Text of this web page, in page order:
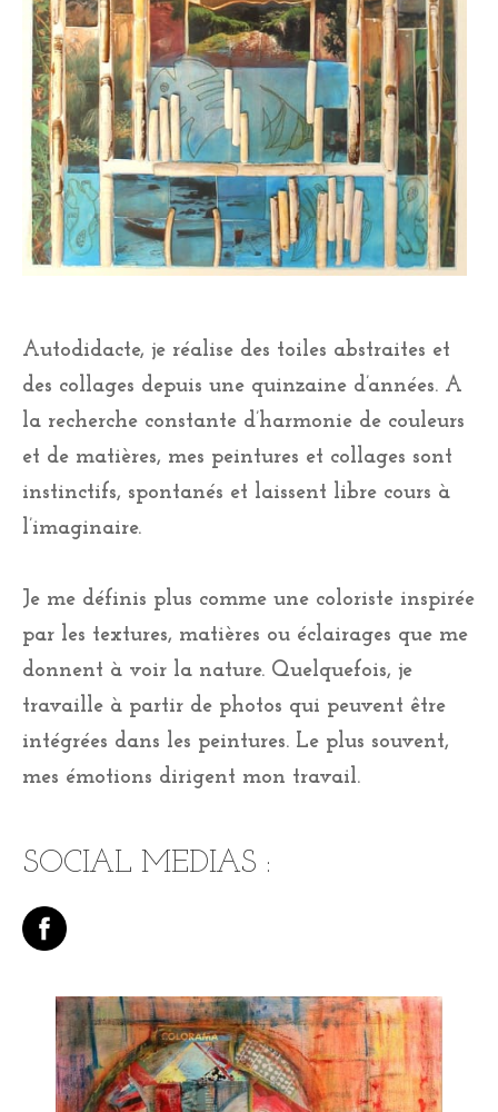
Autodidacte, je réalise des toiles abstraites et
des collages depuis une quinzaine d’années. A
la recherche constante d’harmonie de couleurs
et de matières, mes peintures et collages sont
instinctifs, spontanés et laissent libre cours à
l’imaginaire.
Je me définis plus comme une coloriste inspirée
par les textures, matières ou éclairages que me
donnent à voir la nature. Quelquefois, je
travaille à partir de photos qui peuvent être
intégrées dans les peintures. Le plus souvent,
mes émotions dirigent mon travail.
SOCIAL MEDIAS :